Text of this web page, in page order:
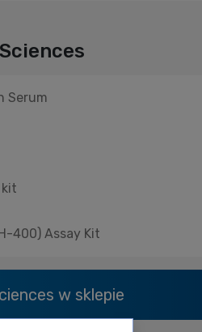
Serum
kit
400) Assay Kit
w sklepie